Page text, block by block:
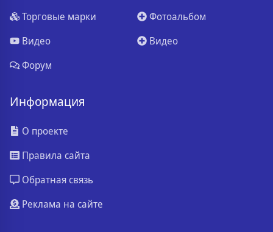
Торговые марки
Видео
Форум
Фотоальбом
Видео
Информация
О проекте
Правила сайта
Обратная связь
Реклама на сайте